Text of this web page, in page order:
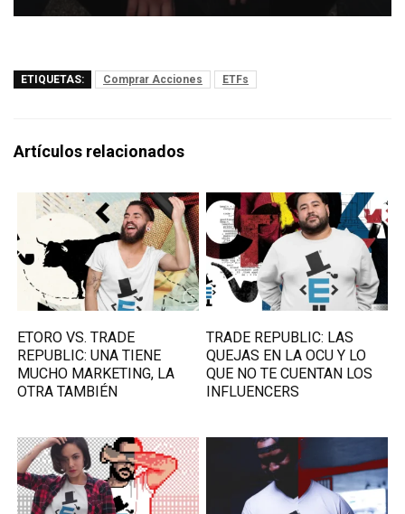
ETIQUETAS: Comprar Acciones ETFs
Artículos relacionados
ETORO VS. TRADE
REPUBLIC: UNA TIENE
MUCHO MARKETING, LA
OTRA TAMBIÉN
TRADE REPUBLIC: LAS
QUEJAS EN LA OCU Y LO
QUE NO TE CUENTAN LOS
INFLUENCERS